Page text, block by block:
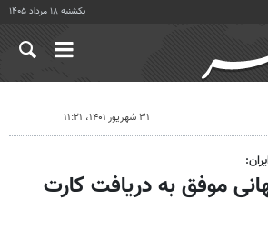
یکشنبه ۱۸ مرداد ۱۴۰۵
۳۱ شهریور ۱۴۰۱، ۱۱:۲۱
موفق به دریافت کارت